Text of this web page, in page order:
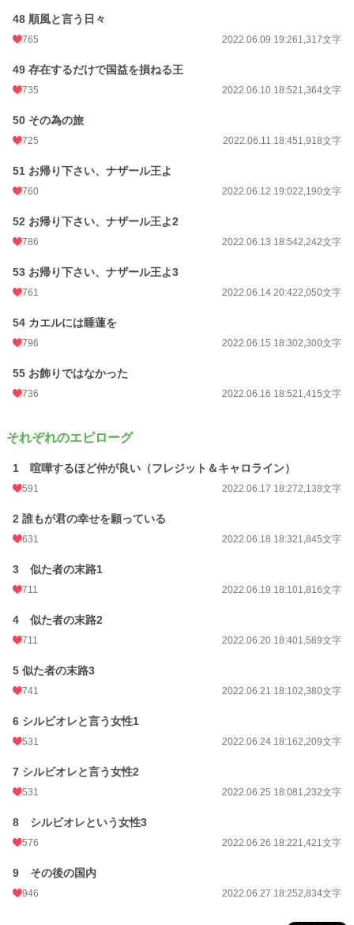
48 順風と言う日々
765 2022.06.09 19:261,317文字
49 存在するだけで国益を損ねる王
735 2022.06.10 18:521,364文字
50 その為の旅
725 2022.06.11 18:451,918文字
51 お帰り下さい、ナザール王よ
760 2022.06.12 19:022,190文字
52 お帰り下さい、ナザール王よ2
786 2022.06.13 18:542,242文字
53 お帰り下さい、ナザール王よ3
761 2022.06.14 20:422,050文字
54 カエルには睡蓮を
796 2022.06.15 18:302,300文字
55 お飾りではなかった
736 2022.06.16 18:521,415文字
それぞれのエピローグ
1 喧嘩するほど仲が良い（フレジット＆キャロライン）
591 2022.06.17 18:272,138文字
2 誰もが君の幸せを願っている
631 2022.06.18 18:321,845文字
3 似た者の末路1
711 2022.06.19 18:101,816文字
4 似た者の末路2
711 2022.06.20 18:401,589文字
5 似た者の末路3
741 2022.06.21 18:102,380文字
6 シルビオレと言う女性1
531 2022.06.24 18:162,209文字
7 シルビオレと言う女性2
531 2022.06.25 18:081,232文字
8 シルビオレという女性3
576 2022.06.26 18:221,421文字
9 その後の国内
946 2022.06.27 18:252,834文字